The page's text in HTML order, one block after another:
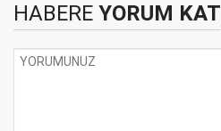
HABERE YORUM KAT